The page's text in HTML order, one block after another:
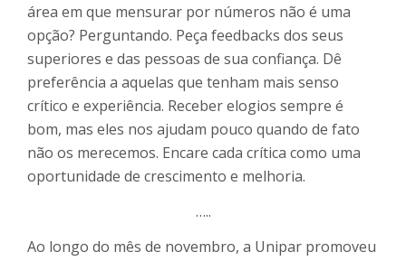
área em que mensurar por números não é uma
opção? Perguntando. Peça feedbacks dos seus
superiores e das pessoas de sua confiança. Dê
preferência a aquelas que tenham mais senso
crítico e experiência. Receber elogios sempre é
bom, mas eles nos ajudam pouco quando de fato
não os merecemos. Encare cada crítica como uma
oportunidade de crescimento e melhoria.
…..
Ao longo do mês de novembro, a Unipar promoveu